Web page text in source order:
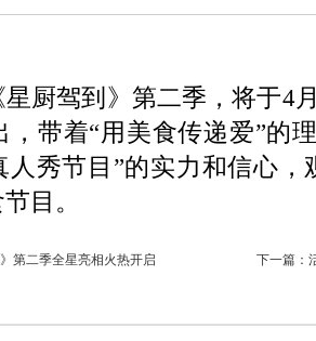
驾到》第二季，将于4
，带着“用美食传递爱”的
人秀节目”的实力和信心，
目。
第二季全星亮相火热开启 下一篇：